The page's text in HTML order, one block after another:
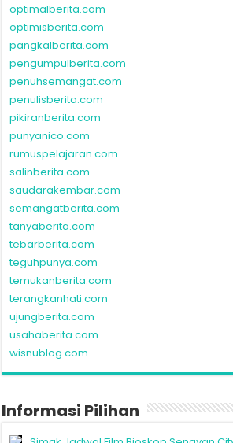
optimalberita.com
optimisberita.com
pangkalberita.com
pengumpulberita.com
penuhsemangat.com
penulisberita.com
pikiranberita.com
punyanico.com
rumuspelajaran.com
salinberita.com
saudarakembar.com
semangatberita.com
tanyaberita.com
tebarberita.com
teguhpunya.com
temukanberita.com
terangkanhati.com
ujungberita.com
usahaberita.com
wisnublog.com
Informasi Pilihan